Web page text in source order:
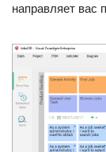
направляет вас